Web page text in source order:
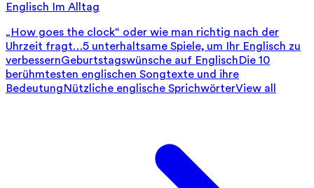
Englisch Im Alltag
„How goes the clock“ oder wie man richtig nach der
Uhrzeit fragt…5 unterhaltsame Spiele, um Ihr Englisch zu
verbessernGeburtstagswünsche auf EnglischDie 10
berühmtesten englischen Songtexte und ihre
BedeutungNützliche englische SprichwörterView all